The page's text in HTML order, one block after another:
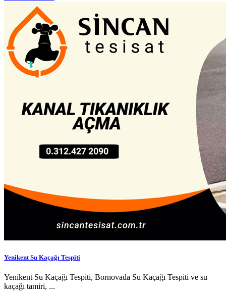
Yenikent Su Kaçağı Tespiti
Yenikent Su Kaçağı Tespiti, Bornovada Su Kaçağı Tespiti ve su
kaçağı tamiri, ...